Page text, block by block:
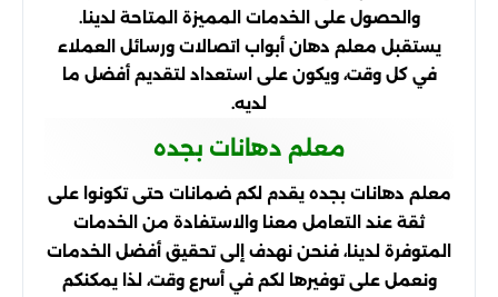
والحصول على الخدمات المميزة المتاحة لدينا.
يستقبل معلم دهان أبواب اتصالات ورسائل العملاء
في كل وقت، ويكون على استعداد لتقديم أفضل ما
لديه.
معلم دهانات بجده
معلم دهانات بجده يقدم لكم ضمانات حتى تكونوا على
ثقة عند التعامل معنا والاستفادة من الخدمات
المتوفرة لدينا، فنحن نهدف إلى تحقيق أفضل الخدمات
ونعمل على توفيرها لكم في أسرع وقت، لذا يمكنكم